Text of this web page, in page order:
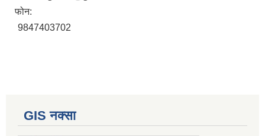
फोन:
9847403702
GIS नक्सा